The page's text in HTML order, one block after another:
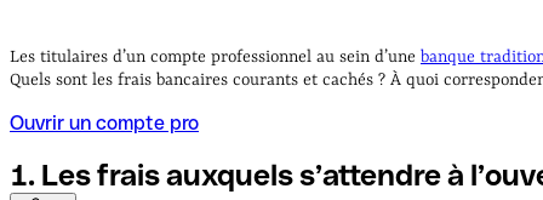
Les titulaires d’un compte professionnel au sein d’une banque
Quels sont les frais bancaires courants et cachés ? À quoi
Ouvrir un compte pro
1. Les frais auxquels s’attendre à